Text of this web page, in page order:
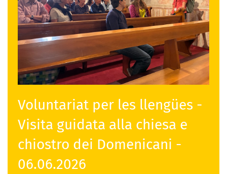
Voluntariat per les llengües -
Visita guidata alla chiesa e
chiostro dei Domenicani -
06.06.2026